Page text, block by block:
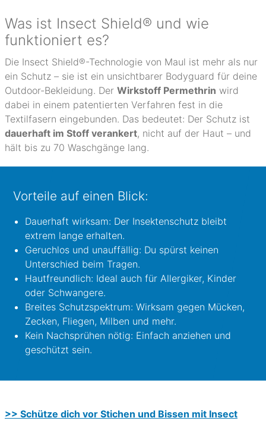
Was ist Insect Shield® und wie
funktioniert es?
Die Insect Shield®-Technologie von Maul ist mehr als nur
ein Schutz – sie ist ein unsichtbarer Bodyguard für deine
Outdoor-Bekleidung. Der Wirkstoff Permethrin wird
dabei in einem patentierten Verfahren fest in die
Textilfasern eingebunden. Das bedeutet: Der Schutz ist
dauerhaft im Stoff verankert, nicht auf der Haut – und
hält bis zu 70 Waschgänge lang.
Vorteile auf einen Blick:
Dauerhaft wirksam: Der Insektenschutz bleibt
extrem lange erhalten.
Geruchlos und unauffällig: Du spürst keinen
Unterschied beim Tragen.
Hautfreundlich: Ideal auch für Allergiker, Kinder
oder Schwangere.
Breites Schutzspektrum: Wirksam gegen Mücken,
Zecken, Fliegen, Milben und mehr.
Kein Nachsprühen nötig: Einfach anziehen und
geschützt sein.
>> Schütze dich vor Stichen und Bissen mit Insect